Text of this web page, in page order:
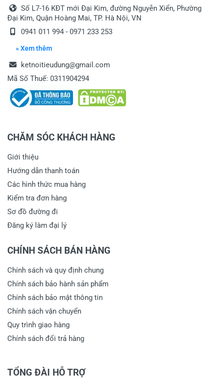
Số L7-16 KĐT mới Đại Kim, đường Nguyễn Xiển, Phường
Đại Kim, Quận Hoàng Mai, TP. Hà Nội, VN
0941 011 994 - 0971 233 253
» Xem thêm
ketnoitieudung@gmail.com
Mã Số Thuế: 0311904294
CHĂM SÓC KHÁCH HÀNG
Giới thiệu
Hướng dẫn thanh toán
Các hình thức mua hàng
Kiểm tra đơn hàng
Sơ đồ đường đi
Đăng ký làm đại lý
CHÍNH SÁCH BÁN HÀNG
Chính sách và quy định chung
Chính sách bảo hành sản phẩm
Chính sách bảo mật thông tin
Chính sách vận chuyển
Quy trình giao hàng
Chính sách đổi trả hàng
TỔNG ĐÀI HỖ TRỢ